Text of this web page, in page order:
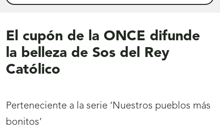
El cupón de la ONCE difunde
la belleza de Sos del Rey
Católico
Perteneciente a la serie ‘Nuestros pueblos más
bonitos’